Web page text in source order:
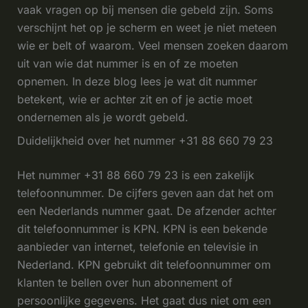
vaak vragen op bij mensen die gebeld zijn. Soms
verschijnt het op je scherm en weet je niet meteen
wie er belt of waarom. Veel mensen zoeken daarom
uit van wie dat nummer is en of ze moeten
opnemen. In deze blog lees je wat dit nummer
betekent, wie er achter zit en of je actie moet
ondernemen als je wordt gebeld.
Duidelijkheid over het nummer +31 88 660 79 23
Het nummer +31 88 660 79 23 is een zakelijk
telefoonnummer. De cijfers geven aan dat het om
een Nederlands nummer gaat. De afzender achter
dit telefoonnummer is KPN. KPN is een bekende
aanbieder van internet, telefonie en televisie in
Nederland. KPN gebruikt dit telefoonnummer om
klanten te bellen over hun abonnement of
persoonlijke gegevens. Het gaat dus niet om een